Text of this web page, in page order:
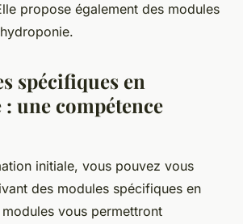
propose également des modules
spécifiques en
une compétence
initiale, vous pouvez vous
des modules spécifiques en
modules vous permettront